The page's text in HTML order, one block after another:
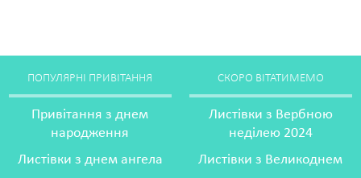
ПОПУЛЯРНІ ПРИВІТАННЯ
Привітання з днем
народження
Листівки з днем ангела
СКОРО ВІТАТИМЕМО
Листівки з Вербною
неділею 2024
Листівки з Великоднем